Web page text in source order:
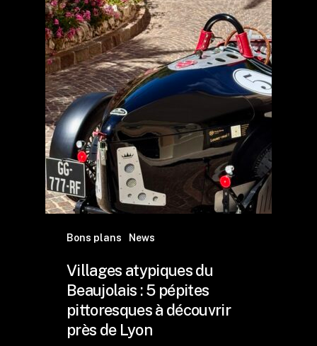
Bons plans News
Villages atypiques du
Beaujolais : 5 pépites
pittoresques à découvrir
près de Lyon